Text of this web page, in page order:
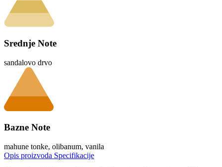
Srednje Note
sandalovo drvo
Bazne Note
mahune tonke, olibanum, vanila
Opis proizvoda Specifikacije